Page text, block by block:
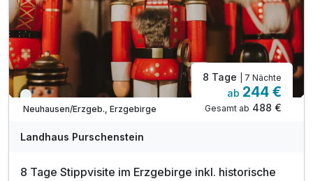
Viele Termine frei
Neuhausen/Erzgeb., Erzgebirge
8 Tage | 7 Nächte
ab 244 €
Gesamt ab 488 €
Landhaus Purschenstein
8 Tage Stippvisite im Erzgebirge inkl. historische